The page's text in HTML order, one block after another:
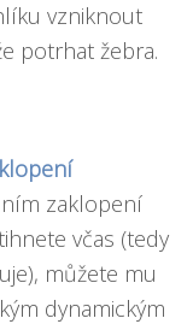
vzniknout
potrhat žebra.
zaklopení
včas (tedy
můžete mu
dynamickým